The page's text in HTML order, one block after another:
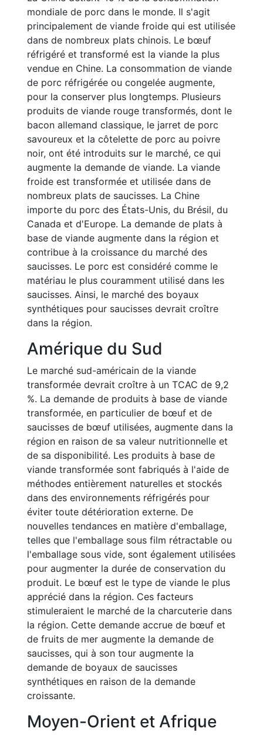
mondiale de porc dans le monde. Il s'agit
principalement de viande froide qui est utilisée
dans de nombreux plats chinois. Le bœuf
réfrigéré et transformé est la viande la plus
vendue en Chine. La consommation de viande
de porc réfrigérée ou congelée augmente,
pour la conserver plus longtemps. Plusieurs
produits de viande rouge transformés, dont le
bacon allemand classique, le jarret de porc
savoureux et la côtelette de porc au poivre
noir, ont été introduits sur le marché, ce qui
augmente la demande de viande. La viande
froide est transformée et utilisée dans de
nombreux plats de saucisses. La Chine
importe du porc des États-Unis, du Brésil, du
Canada et d'Europe. La demande de plats à
base de viande augmente dans la région et
contribue à la croissance du marché des
saucisses. Le porc est considéré comme le
matériau le plus couramment utilisé dans les
saucisses. Ainsi, le marché des boyaux
synthétiques pour saucisses devrait croître
dans la région.
Amérique du Sud
Le marché sud-américain de la viande
transformée devrait croître à un TCAC de 9,2
%. La demande de produits à base de viande
transformée, en particulier de bœuf et de
saucisses de bœuf utilisées, augmente dans la
région en raison de sa valeur nutritionnelle et
de sa disponibilité. Les produits à base de
viande transformée sont fabriqués à l'aide de
méthodes entièrement naturelles et stockés
dans des environnements réfrigérés pour
éviter toute détérioration externe. De
nouvelles tendances en matière d'emballage,
telles que l'emballage sous film rétractable ou
l'emballage sous vide, sont également utilisées
pour augmenter la durée de conservation du
produit. Le bœuf est le type de viande le plus
apprécié dans la région. Ces facteurs
stimuleraient le marché de la charcuterie dans
la région. Cette demande accrue de bœuf et
de fruits de mer augmente la demande de
saucisses, qui à son tour augmente la
demande de boyaux de saucisses
synthétiques en raison de la demande
croissante.
Moyen-Orient et Afrique